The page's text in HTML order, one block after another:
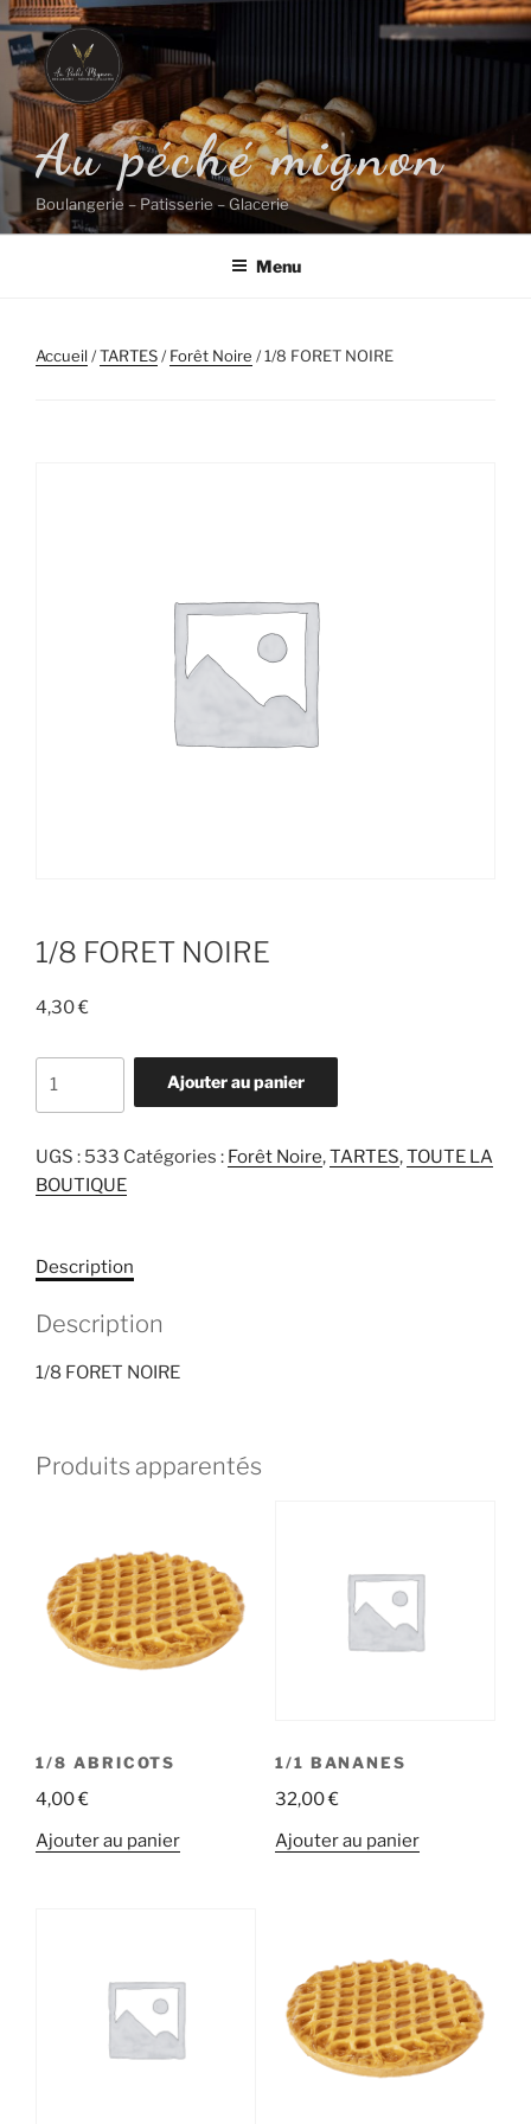
Aller
au
contenu
principal
Au péché mignon
Boulangerie – Patisserie – Glacerie
Menu
Accueil/TARTES/Forêt Noire / 1/8 FORET NOIRE
1/8 FORET NOIRE
4,30€
FORET
NOIRE
Ajouter au panier
UGS : 533 Catégories : Forêt Noire,TARTES,TOUTE LA
BOUTIQUE
Description
Description
1/8 FORET NOIRE
Produits apparentés
1/8 ABRICOTS
4,00€
Ajouter au panier
1/1 BANANES
32,00€
Ajouter au panier